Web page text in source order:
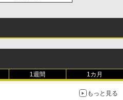
1週間 1カ月
もっと見る